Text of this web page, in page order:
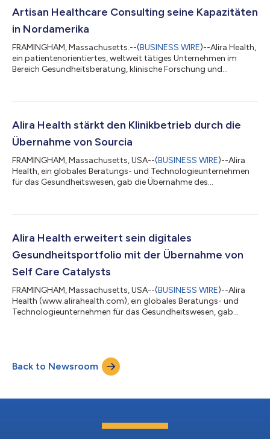
Artisan Healthcare Consulting seine Kapazitäten
in Nordamerika
FRAMINGHAM, Massachusetts.--(BUSINESS WIRE)--Alira Health,
ein patientenorientiertes, weltweit tätiges Unternehmen im
Bereich Gesundheitsberatung, klinische Forschung und
Beratungsunternehmen, das Unternehmen im
arbeitet für 12 der 15 größten Pharmaunternehmen in den USA,
unterstützt die Führungsebene namhafter
Biotechnologieunternehmen und ve...
Alira Health stärkt den Klinikbetrieb durch die
Übernahme von Sourcia
FRAMINGHAM, Massachusetts, USA--(BUSINESS WIRE)--Alira
Health, ein globales Beratungs- und Technologieunternehmen
für das Gesundheitswesen, gab die Übernahme des
Schwerpunkt auf Biotechnologie, Medizinprodukte und digitale
seinen Sitz in Europa, mit Hauptgeschäftssitz in Zevenbergen,
Alira Health erweitert sein digitales
Gesundheitsportfolio mit der Übernahme von
Self Care Catalysts
FRAMINGHAM, Massachusetts, USA--(BUSINESS WIRE)--Alira
Health (www.alirahealth.com), ein globales Beratungs- und
Technologieunternehmen für das Gesundheitswesen, gab
Patienten und stellt sie in die Mitte von menschlichen
Netzwerken, Technologie und Wissenschaft. Die digitale
Gesundheitsplattform Health Storylines™ von Self Care C...
Back to Newsroom